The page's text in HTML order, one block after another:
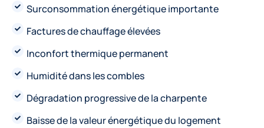
Surconsommation énergétique importante
Factures de chauffage élevées
Inconfort thermique permanent
Humidité dans les combles
Dégradation progressive de la charpente
Baisse de la valeur énergétique du logement